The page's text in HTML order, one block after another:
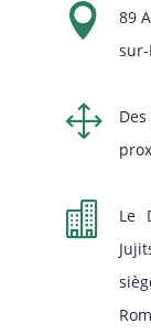

89
1

Le